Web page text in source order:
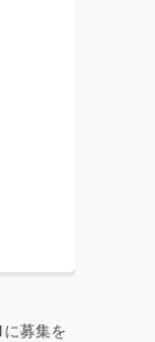
に募集を